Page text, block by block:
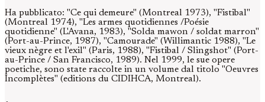
Ha pubblicato: "Ce qui demeure" (Montreal 1973), "Fistibal"
(Montreal 1974), "Les armes quotidiennes /Poésie
quotidienne" (L'Avana, 1983), "Solda mawon / soldat marron"
(Port-au-Prince, 1987), "Camourade" (Willimantic 1988), "Le
vieux nègre et l'exil" (Paris, 1988), "Fistibal / Slingshot" (Port-
au-Prince / San Francisco, 1989). Nel 1999, le sue opere
poetiche, sono state raccolte in un volume dal titolo "Oeuvres
Incomplètes" (editions du CIDIHCA, Montreal).